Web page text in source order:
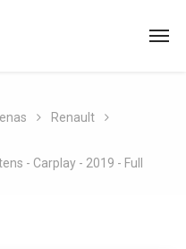
Renault
- Carplay - 2019 - Full